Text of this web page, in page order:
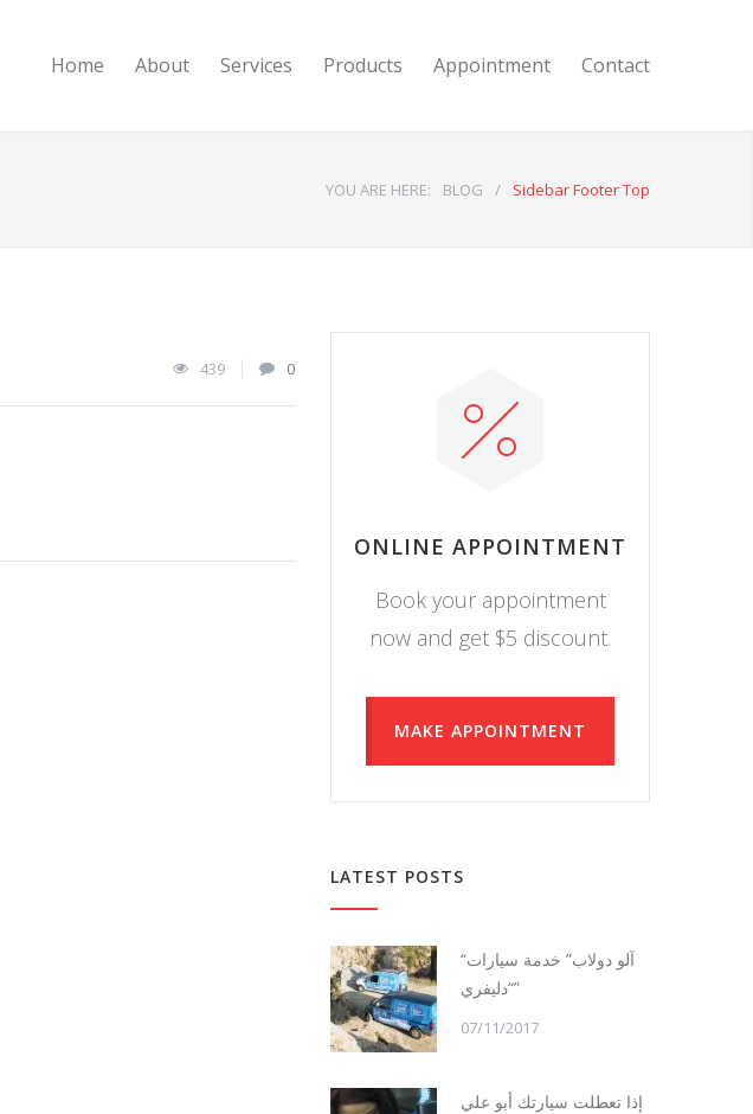
Home About Services Products Appointment Contact
YOU ARE HERE: BLOG / Sidebar Footer Top
439 0
ONLINE APPOINTMENT
Book your appointment
now and get $5 discount.
MAKE APPOINTMENT
LATEST POSTS
“آلو دولاب” خدمة سيارات
“دليفري”
07/11/2017
إذا تعطلت سيارتك أبو علي